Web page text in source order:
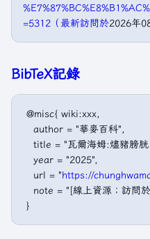
=5312（最新訪問於2026年
BibTeX記錄
@misc{ wiki:xxx,
   author = "華麥百科",
title = "瓦爾海姆:燼豬膀胱
   year = "2025",
   url = "
https://
note = "[線上資源；訪問